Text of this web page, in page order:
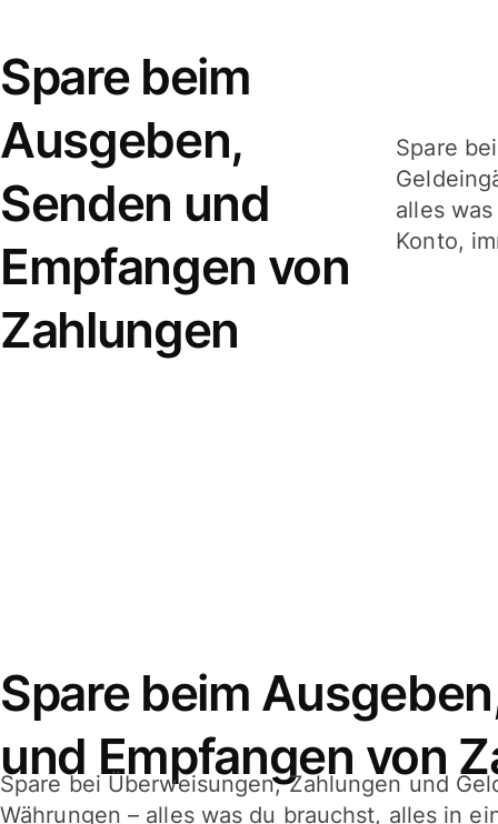
Spare beim
Ausgeben,
Senden und
Empfangen von
Zahlungen
Spare
alles
Konto,
Spare beim
und Empfangen von
Spare bei Überweisungen, Zahlungen und
Währungen – alles was du brauchst, alles in